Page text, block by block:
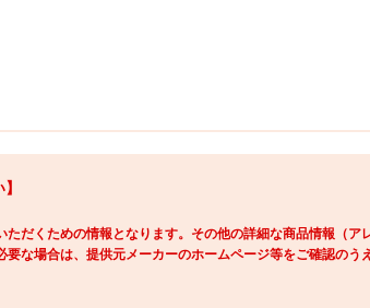
だくための情報となります。その他の詳細な商品情報（ア
な場合は、提供元メーカーのホームページ等をご確認のう